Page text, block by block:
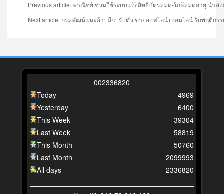
Previous article: พาณิชย์ ชวนใช้ระบบแจ้งสิทธิบัตรหมด-ใกล้หมดอายุ นำ
Next article: ​กรมพัฒน์แนะค้าปลีกปรับตัว ขายออฟไลน์+ออนไลน์ รับพฤติกร
002336820
Today
Yesterday
This Week
Last Week
This Month
Last Month
All days
4969
6400
39304
58819
50760
2099993
2336820